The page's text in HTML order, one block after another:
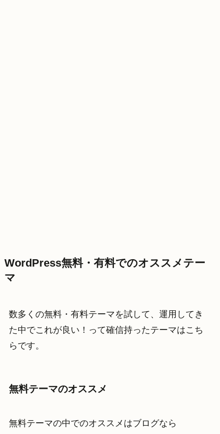
WordPress無料・有料でのオススメテー
マ
数多くの無料・有料テーマを試して、運用してき
た中でこれが良い！って確信持ったテーマはこち
らです。
無料テーマのオススメ
無料テーマの中でのオススメはブログなら